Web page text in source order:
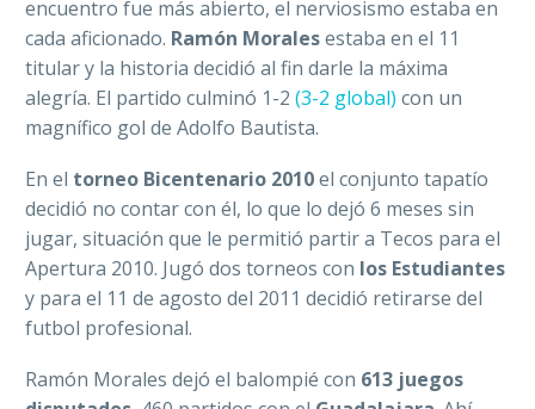
encuentro fue más abierto, el nerviosismo estaba en
cada aficionado. Ramón Moralesestaba en el 11
titular y la historia decidió al fin darle la máxima
alegría. El partido culminó 1-2 (3-2 global) con un
magnífico gol de Adolfo Bautista.
En el torneo Bicentenario 2010el conjunto tapatío
decidió no contar con él, lo que lo dejó 6 meses sin
jugar, situación que le permitió partir a Tecos para el
Apertura 2010. Jugó dos torneos con los Estudiantes
y para el 11 de agosto del 2011 decidió retirarse del
futbol profesional.
Ramón Morales dejó el balompié con 613 juegos